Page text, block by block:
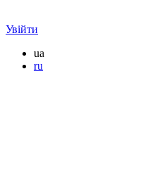
Увійти
ua
ru